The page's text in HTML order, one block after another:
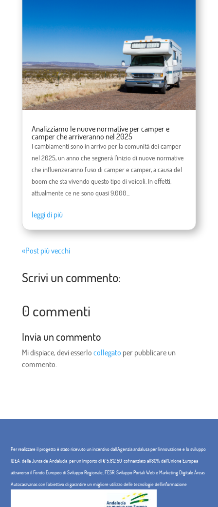
Analizziamo le nuove normative per camper e
camper che arriveranno nel 2025
I cambiamenti sono in arrivo per la comunità dei camper
nel 2025, un anno che segnerà l’inizio di nuove normative
che influenzeranno l’uso di camper e camper, a causa del
boom che sta vivendo questo tipo di veicoli. In effetti,
attualmente ce ne sono quasi 9.000...
leggi di più
«Post più vecchi
Scrivi un commento:
0 commenti
Invia un commento
Mi dispiace, devi esserlo collegato per pubblicare un
commento.
Per realizzare il progetto è stato ricevuto un incentivo dall'Agenzia andalusa per l'innovazione e lo sviluppo
IDEA, della Junta de Andalucía, per un importo di € 5.812,50, cofinanziato all'80% dall'Unione Europea
attraverso il Fondo Europeo di Sviluppo Regionale, FESR. Sviluppo Portali Web e Marketing Digitale Áreas
Autocaravanas con l'obiettivo di garantire un migliore utilizzo delle tecnologie dell'informazione